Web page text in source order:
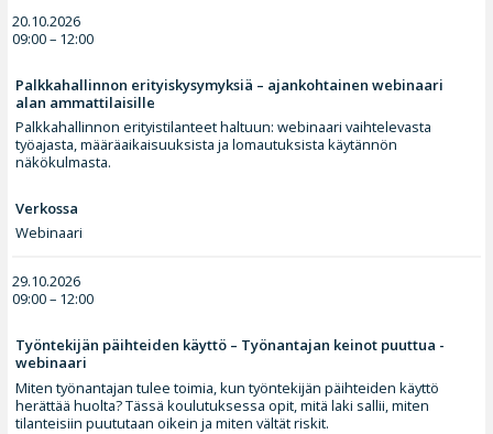
20.10.2026
09:00 – 12:00
Palkkahallinnon erityiskysymyksiä – ajankohtainen webinaari
alan ammattilaisille
Palkkahallinnon erityistilanteet haltuun: webinaari vaihtelevasta
työajasta, määräaikaisuuksista ja lomautuksista käytännön
näkökulmasta.
Verkossa
Webinaari
29.10.2026
09:00 – 12:00
Työntekijän päihteiden käyttö – Työnantajan keinot puuttua -
webinaari
Miten työnantajan tulee toimia, kun työntekijän päihteiden käyttö
herättää huolta? Tässä koulutuksessa opit, mitä laki sallii, miten
tilanteisiin puututaan oikein ja miten vältät riskit.